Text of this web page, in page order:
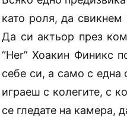
като роля, да
Да си актьор през
“Her” Хоакин Финикс
себе си, а само с една
играеш с колегите, с
се гледате на камера,